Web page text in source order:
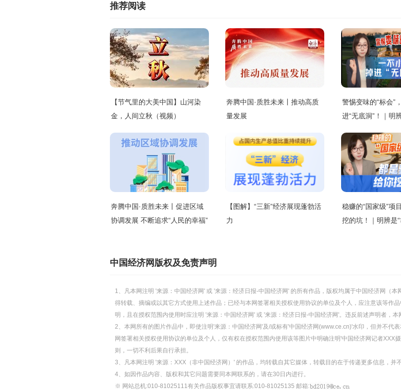
推荐阅读
【节气里的大美中国】山河染
金，人间立秋（视频）
奔腾中国·质胜未来丨推动高质
量发展
警惕变味的“标会”
进“无底洞”！｜明
奔腾中国·质胜未来丨促进区域
协调发展 不断追求“人民的幸福”
【图解】“三新”经济展现蓬勃活
力
稳赚的“国家级”项
挖的坑！｜明辨是“
中国经济网版权及免责声明
1、凡本网注明 '来源：中国经济网' 或 '来源：经济日报-中国经济网' 的所有作品，版权均属于中国经济网（
得转载、摘编或以其它方式使用上述作品；已经与本网签署相关授权使用协议的单位及个人，应注意该等作
明，且在授权范围内使用时应注明 '来源：中国经济网' 或 '来源：经济日报-中国经济网'。违反前述声明者，本
2、本网所有的图片作品中，即使注明'来源：中国经济网'及/或标有'中国经济网(www.ce.cn)'水印，但并不代
网签署相关授权使用协议的单位及个人，仅有权在授权范围内使用该等图片中明确注明'中国经济网记者XXX
则，一切不利后果自行承担。
3、凡本网注明 '来源：XXX（非中国经济网）' 的作品，均转载自其它媒体，转载目的在于传递更多信息，并
4、如因作品内容、版权和其它问题需要同本网联系的，请在30日内进行。
※ 网站总机:010-81025111有关作品版权事宜请联系:010-81025135 邮箱: